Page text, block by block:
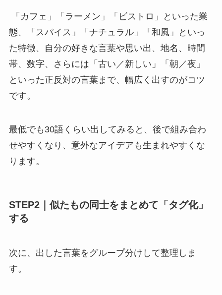
「カフェ」「ラーメン」「ビストロ」といった業
態、「スパイス」「ナチュラル」「和風」といっ
た特徴、自分の好きな言葉や思い出、地名、時間
帯、数字、さらには「古い／新しい」「朝／夜」
といった正反対の言葉まで、幅広く出すのがコツ
です。
最低でも30語くらい出してみると、後で組み合わ
せやすくなり、意外なアイデアも生まれやすくな
ります。
STEP2｜似たもの同士をまとめて「タグ化」
する
次に、出した言葉をグループ分けして整理しま
す。